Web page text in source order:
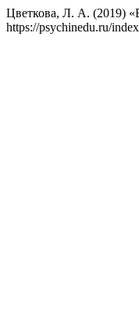
Цветкова, Л. А. (2019)
https://psychinedu.ru/